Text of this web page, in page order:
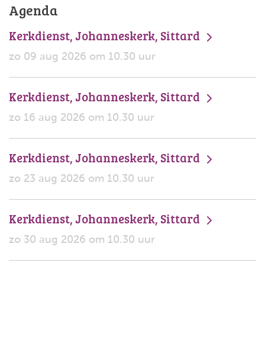
Agenda
Kerkdienst, Johanneskerk, Sittard
zo 09 aug 2026 om 10.30 uur
Kerkdienst, Johanneskerk, Sittard
zo 16 aug 2026 om 10.30 uur
Kerkdienst, Johanneskerk, Sittard
zo 23 aug 2026 om 10.30 uur
Kerkdienst, Johanneskerk, Sittard
zo 30 aug 2026 om 10.30 uur